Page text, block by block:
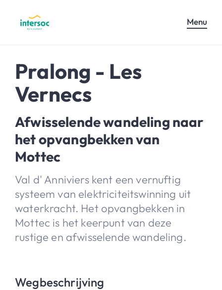
Menu
Pralong - Les
Vernecs
Afwisselende wandeling naar
het opvangbekken van
Mottec
Val d' Anniviers kent een vernuftig
systeem van elektriciteitswinning uit
waterkracht. Het opvangbekken in
Mottec is het keerpunt van deze
rustige en afwisselende wandeling.
Wegbeschrijving